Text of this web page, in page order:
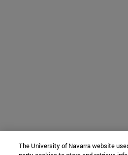
The University of Navarra website